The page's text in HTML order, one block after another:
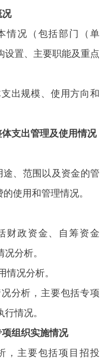
况
情况（包括部门（单
设置、主要职能及重点
出规模、使用方向和
体支出管理及使用情况
、范围以及资金的管
的使用和管理情况。
财政资金、自筹资金
分析。
情况分析。
分析，主要包括专项
情况。
项组织实施情况
，主要包括项目招投